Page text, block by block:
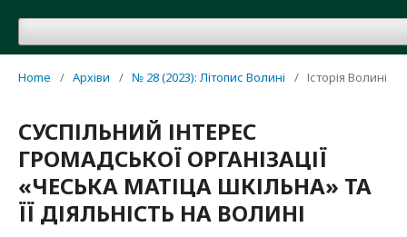
Home / Архіви / № 28 (2023): Літопис Волині / Історія Волині
СУСПІЛЬНИЙ ІНТЕРЕС
ГРОМАДСЬКОЇ ОРГАНІЗАЦІЇ
«ЧЕСЬКА МАТІЦА ШКІЛЬНА» ТА
ЇЇ ДІЯЛЬНІСТЬ НА ВОЛИНІ